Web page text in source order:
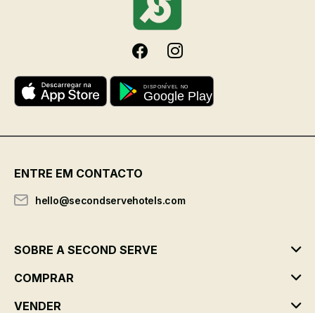
ENTRE EM CONTACTO
hello@secondservehotels.com
SOBRE A SECOND SERVE
COMPRAR
VENDER